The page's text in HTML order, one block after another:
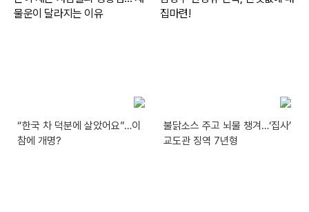
“한국 차 덕분에 살았어요”…이
참에 개명?
불닭소스 주고 뇌물 챙겨…‘집사’
교도관 징역 7년형